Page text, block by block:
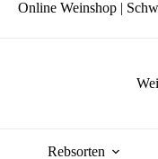
Online Weinshop |
Rebsorten